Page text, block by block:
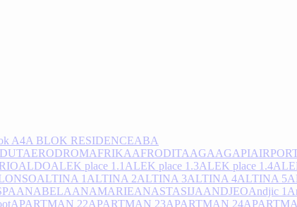
A4A BLOK RESIDENCEABA
AERODROMAFRIKAAFRODITAAGAAGAPI
ALDOALEK place 1.1 ALEK place 1.3ALEK place 1.4
ALTINA 1 ALTINA 2ALTINA 3ALTINA 4ALTINA 5
ANABELAANAMARIEANASTASIJAANDJEOAndjic 1
APARTMAN 22APARTMAN 23APARTMAN 24